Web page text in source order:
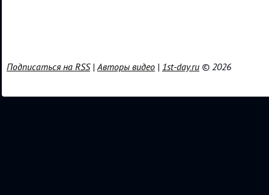
Подписаться на RSS|Авторы видео | 1st-day.ru © 2026